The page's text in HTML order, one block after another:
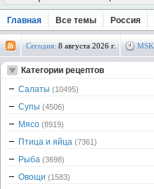
Главная Все темы Россия
Сегодня: 8 августа 2026 г. MSK
Категории рецептов
Салаты (10495)
Супы (4506)
Мясо (8919)
Птица и яйца (7361)
Рыба (3698)
Овощи (1583)